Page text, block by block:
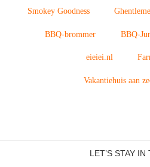
Smokey Goodness
BBQ-brommer BBQ-
eieiei.nl
Vakantiehuis aan
LET’S STAY IN